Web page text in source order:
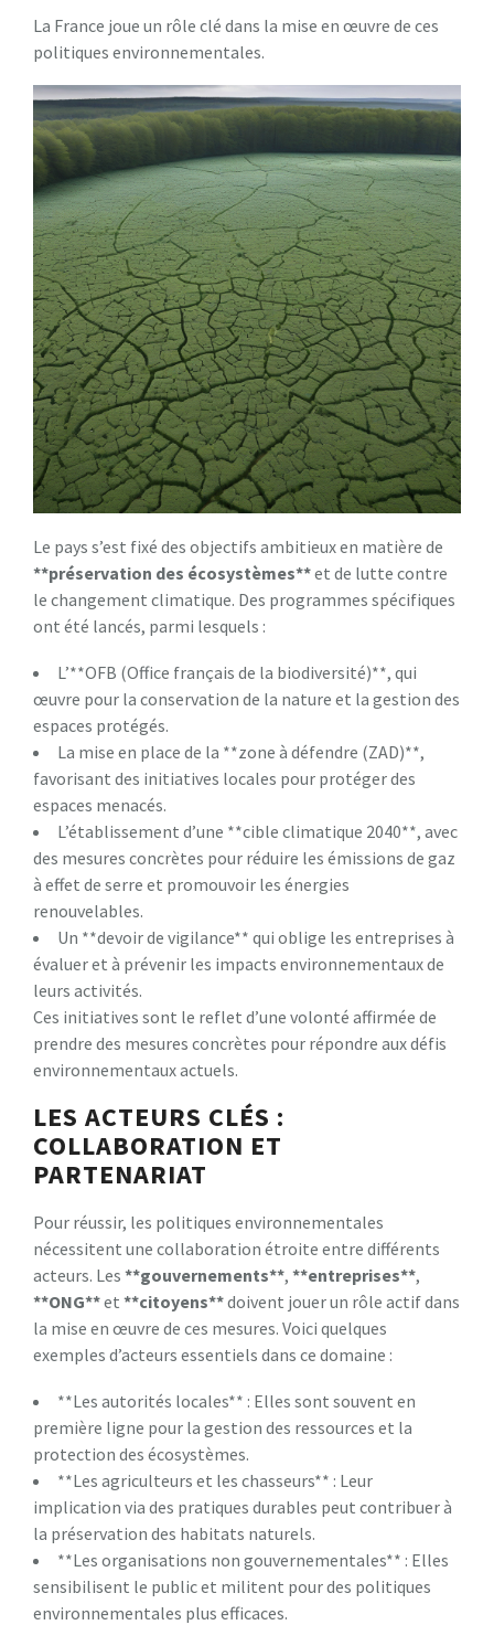
La France joue un rôle clé dans la mise en œuvre de ces
politiques environnementales.
Le pays s’est fixé des objectifs ambitieux en matière de
**préservation des écosystèmes**et de lutte contre
le changement climatique. Des programmes spécifiques
ont été lancés, parmi lesquels :
L’**OFB (Office français de la biodiversité)**, qui
œuvre pour la conservation de la nature et la gestion des
espaces protégés.
La mise en place de la **zone à défendre (ZAD)**,
favorisant des initiatives locales pour protéger des
espaces menacés.
L’établissement d’une **cible climatique 2040**, avec
des mesures concrètes pour réduire les émissions de gaz
à effet de serre et promouvoir les énergies
renouvelables.
Un **devoir de vigilance** qui oblige les entreprises à
évaluer et à prévenir les impacts environnementaux de
leurs activités.
Ces initiatives sont le reflet d’une volonté affirmée de
prendre des mesures concrètes pour répondre aux défis
environnementaux actuels.
LES ACTEURS CLÉS :
COLLABORATION ET
PARTENARIAT
Pour réussir, les politiques environnementales
nécessitent une collaboration étroite entre différents
acteurs. Les **gouvernements**, **entreprises**,
**ONG**et **citoyens**doivent jouer un rôle actif dans
la mise en œuvre de ces mesures. Voici quelques
exemples d’acteurs essentiels dans ce domaine :
**Les autorités locales** : Elles sont souvent en
première ligne pour la gestion des ressources et la
protection des écosystèmes.
**Les agriculteurs et les chasseurs** : Leur
implication via des pratiques durables peut contribuer à
la préservation des habitats naturels.
**Les organisations non gouvernementales** : Elles
sensibilisent le public et militent pour des politiques
environnementales plus efficaces.